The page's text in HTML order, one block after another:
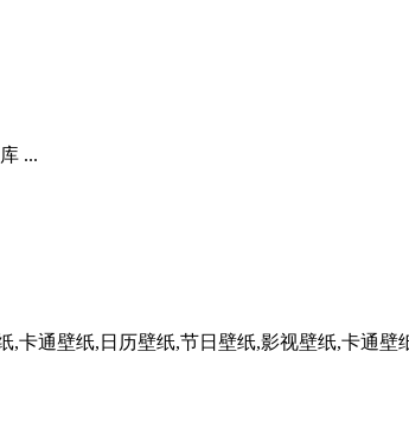
...
通壁纸,日历壁纸,节日壁纸,影视壁纸,卡通壁